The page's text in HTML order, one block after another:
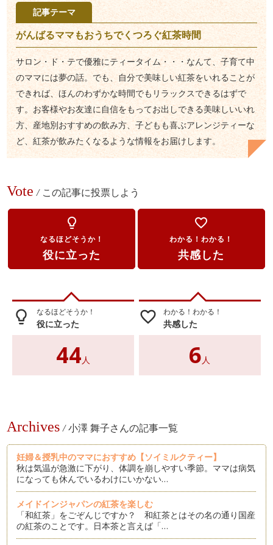
記事テーマ
がんばるママもおうちでくつろぐ紅茶時間
サロン・ド・テで優雅にティータイム・・・なんて、子育て中
のママには夢の話。でも、自分で美味しい紅茶をいれることが
できれば、ほんのわずかな時間でもリラックスできるはずで
す。お客様やお友達に自信をもってお出しできる美味しいいれ
方、産地別おすすめの飲み方、子どもも喜ぶアレンジティーな
ど、紅茶が飲みたくなるような情報をお届けします。
Vote / この記事に投票しよう
lightbulb_outline
なるほどそうか！
役に立った
favorite_border
わかる！わかる！
共感した
lightbulb_outline なるほどそうか！
役に立った
44人
favorite_border わかる！わかる！
共感した
6人
Archives / 小澤 舞子さんの記事一覧
妊婦＆授乳中のママにおすすめ【ソイミルクティー】
秋は気温が急激に下がり、体調を崩しやすい季節。ママは病気
になっても休んでいるわけにいかない…
メイドインジャパンの紅茶を楽しむ
「和紅茶」をごぞんじですか？ 和紅茶とはその名の通り国産
の紅茶のことです。日本茶と言えば「…